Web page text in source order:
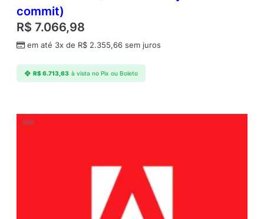
commit)
R$ 7.066,98
em até 3x de R$ 2.355,66 sem juros
R$6.713,63 à vista no Pix ou Boleto